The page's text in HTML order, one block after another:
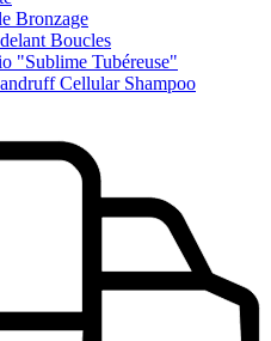
Bronzage
Boucles
"Sublime Tubéreuse"
Cellular Shampoo